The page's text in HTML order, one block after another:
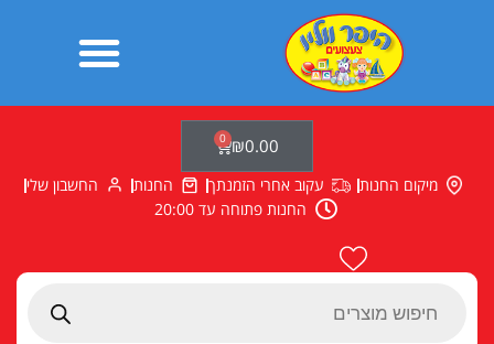
Products
₪0.00
0
עגלת
קניות
מיקום החנות עקוב אחרי הזמנתך החנות
החשבון שלי
החנות פתוחה עד 20:00